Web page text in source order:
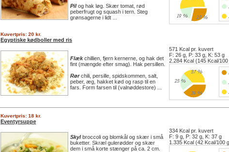
Pilog hak løg. Skær tomat, rød
peberfrugt og squash i tern. Steg
grønsagerne i lidt ...
Kuvertpris: 20 kr.
Egyptiske kødboller med ris
Flækchillien, fjern kernerne, og hak det
fint (mængde efter smag). Hak persillen.
Rørchili, persille, spidskommen, salt,
peber, æg, hakket kød og rasp til en
fars. Form farsen til (valnøddestore) ...
571 Kcal pr. kuvert
F: 26 g, P: 33 g, K: 53 g
2.284 Kcal (145 Kcal/100
Kuvertpris: 18 kr.
Eventyrsuppe
Skylbroccoli og blomkål og skær i små
buketter. Skræl gulerødder og skær
dem i små korte stænger på ca. 2 cm.
334 Kcal pr. kuvert
F: 9 g, P: 32 g, K: 37 g
1.335 Kcal (42 Kcal/100